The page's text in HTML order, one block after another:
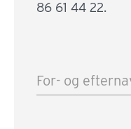
86 61 44 22.